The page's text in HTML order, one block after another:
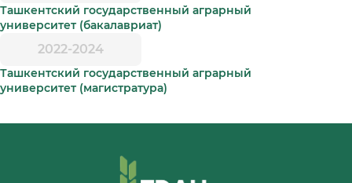
Ташкентский государственный аграрный
университет (бакалавриат)
2022-2024
Ташкентский государственный аграрный
университет (магистратура)